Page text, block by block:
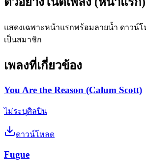
แสดงเฉพาะหน้าแรกพร้อมลายน้ำ ดาวน์โ
เป็นสมาชิก
เพลงที่เกี่ยวข้อง
You Are the Reason (Calum Scott)
ไม่ระบุศิลปิน
ดาวน์โหลด
Fugue